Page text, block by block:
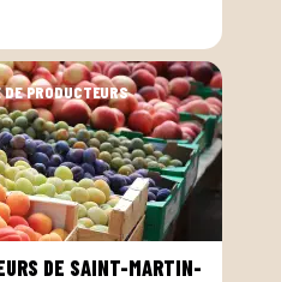
DE SAINT-MARTIN-
DE PRODUCTEURS